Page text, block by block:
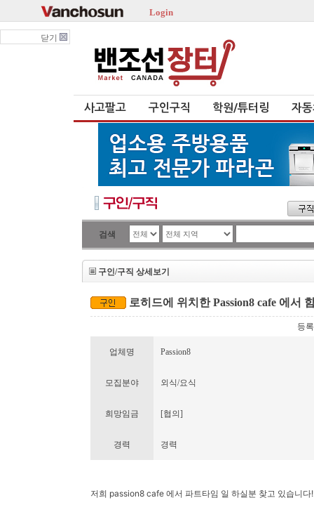
Login
닫기
사고팔고 구인구직 학원/튜터링 자
검색
구인/구직 상세보기
로히드에 위치한 Passion8 cafe 에서
등
업체명 Passion8
모집분야 외식/요식
희망임금 [협의]
경력 경력
저희 passion8 cafe 에서 파트타임 일 하실분 찾고 있습니다!